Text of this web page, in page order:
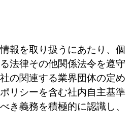
報を取り扱うにあたり、個
法律その他関係法令を遵守
の関連する業界団体の定め
リシーを含む社内自主基準
き義務を積極的に認識し、